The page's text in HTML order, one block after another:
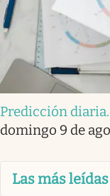
Predicción diaria.
domingo 9 de
Las más leídas